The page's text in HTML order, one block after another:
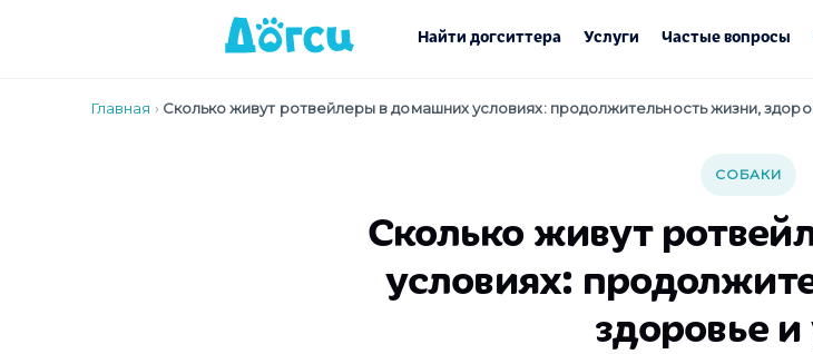
Найти догситтера Услуги Частые вопросы
Главная › Сколько живут ротвейлеры в домашних условиях: продолжительность жизни,
СОБАКИ
Сколько живут
условиях:
здоровье